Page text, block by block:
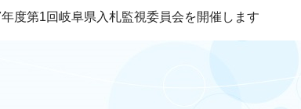
る
る
度第1回岐阜県入札監視委員会を開催します